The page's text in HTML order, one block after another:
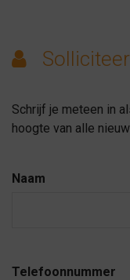
Schrijf je meteen in
hoogte van alle
Naam
Telefoonnummer